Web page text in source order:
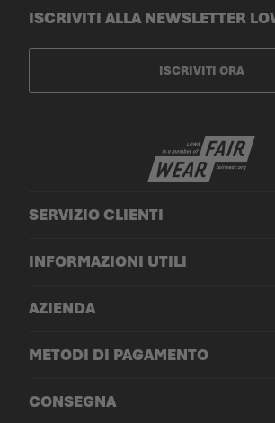
SERVIZIO CLIENTI
INFORMAZIONI UTILI
AZIENDA
METODI DI PAGAMENTO
CONSEGNA
ISCRIVITI ALLA NEWSLETTER
ISCRIVITI ORA